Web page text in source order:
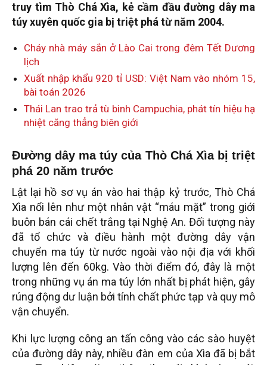
truy tìm Thò Chá Xìa, kẻ cầm đầu đường dây ma
túy xuyên quốc gia bị triệt phá từ năm 2004.
Cháy nhà máy sắn ở Lào Cai trong đêm Tết Dương
lịch
Xuất nhập khẩu 920 tỉ USD: Việt Nam vào nhóm 15,
bài toán 2026
Thái Lan trao trả tù binh Campuchia, phát tín hiệu hạ
nhiệt căng thẳng biên giới
Đường dây ma túy của Thò Chá Xìa bị triệt
phá 20 năm trước
Lật lại hồ sơ vụ án vào hai thập kỷ trước, Thò Chá
Xìa nổi lên như một nhân vật “máu mặt” trong giới
buôn bán cái chết trắng tại Nghệ An. Đối tượng này
đã tổ chức và điều hành một đường dây vận
chuyển ma túy từ nước ngoài vào nội địa với khối
lượng lên đến 60kg. Vào thời điểm đó, đây là một
trong những vụ án ma túy lớn nhất bị phát hiện, gây
rúng động dư luận bởi tính chất phức tạp và quy mô
vận chuyển.
Khi lực lượng công an tấn công vào các sào huyệt
của đường dây này, nhiều đàn em của Xìa đã bị bắt